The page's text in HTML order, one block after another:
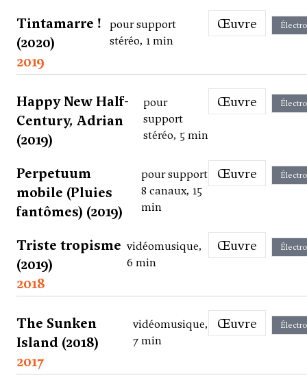
Tintamarre !
(2020)
pour support
stéréo, 1 min
Œuvre
2019
Happy New Half-
Century, Adrian
(2019)
pour
support
stéréo, 5 min
Œuvre
Perpetuum
mobile (Pluies
fantômes) (2019)
pour support
8 canaux, 15
min
Œuvre
Triste tropisme
(2019)
vidéomusique,
6 min
Œuvre
2018
The Sunken
Island (2018)
vidéomusique,
7 min
Œuvre
2017